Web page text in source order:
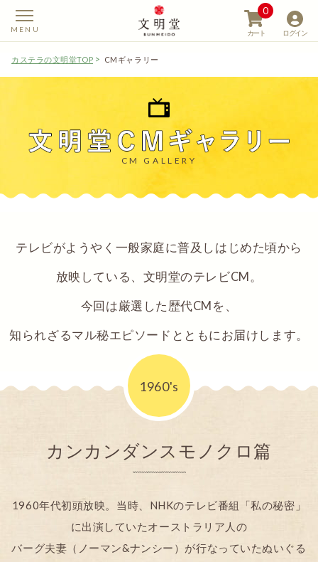
【カステラの文明堂】
ログイン
カート
0
カステラの文明堂TOP CMギャラリー
CM GALLERY
テレビがようやく一般家庭に普及しはじめた頃から
放映している、文明堂のテレビCM。
今回は厳選した歴代CMを、
知られざるマル秘エピソードとともにお届けします。
1960's
カンカンダンスモノクロ篇
1960年代初頭放映。当時、NHKのテレビ番組「私の秘密」
に出演していたオーストラリア人の
バーグ夫妻（ノーマン&ナンシー）が行なっていたぬいぐる